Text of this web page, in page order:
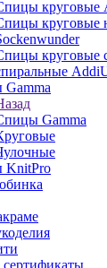
круговые
круговые
круговые
Gamma
KnitPro